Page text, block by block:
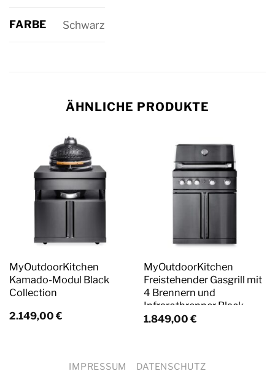
FARBE Schwarz
ÄHNLICHE PRODUKTE
MyOutdoorKitchen
Kamado-Modul Black
Collection
2.149,00 €
MyOutdoorKitchen
Freistehender Gasgrill mit
4 Brennern und
Infrarotbrenner Black
Collection
1.849,00 €
IMPRESSUM DATENSCHUTZ